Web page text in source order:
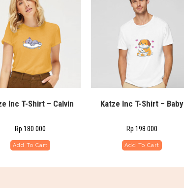
Inc T-Shirt – Calvin
Rp 180.000
Add To Cart
Katze Inc T-Shirt – Baby
Rp 198.000
Add To Cart